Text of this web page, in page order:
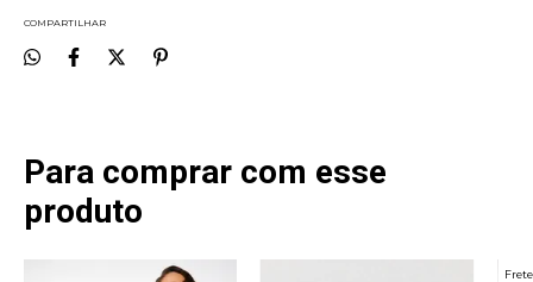
COMPARTILHAR
Para comprar com esse
produto